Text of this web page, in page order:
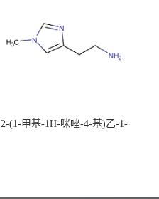
2-(1-甲基-1H-咪唑-4-基)乙-1-